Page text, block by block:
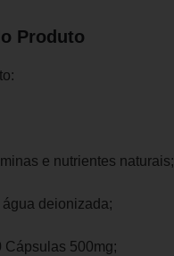
Produto
e nutrientes naturais;
deionizada;
Cápsulas 500mg;